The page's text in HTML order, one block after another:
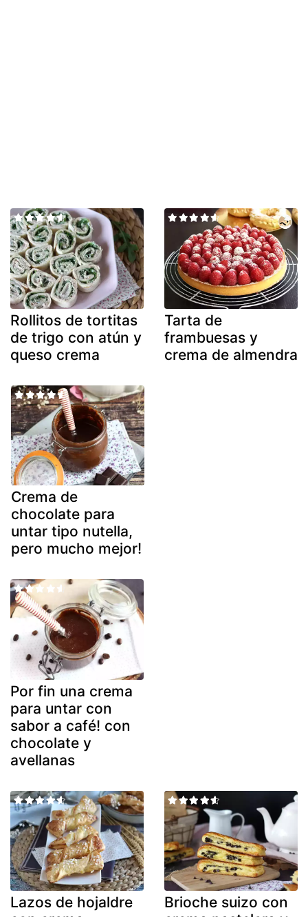
Rollitos de tortitas
de trigo con atún y
queso crema
Tarta de
frambuesas y
crema de almendra
Crema de
chocolate para
untar tipo nutella,
pero mucho mejor!
Por fin una crema
para untar con
sabor a café! con
chocolate y
avellanas
Lazos de hojaldre
Brioche suizo con